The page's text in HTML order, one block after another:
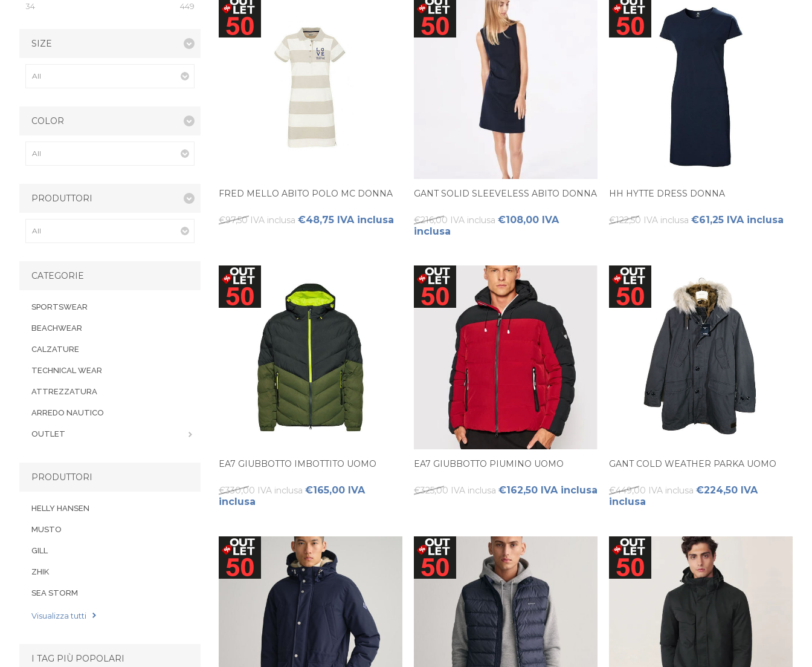
FRED MELLO ABITO POLO MC DONNA
€97,50 IVA inclusa €48,75 IVA inclusa
GANT SOLID SLEEVELESS ABITO DONNA
€216,00 IVA inclusa €108,00 IVA
inclusa
HH HYTTE DRESS DONNA
€122,50 IVA inclusa €61,25 IVA inclusa
EA7 GIUBBOTTO IMBOTTITO UOMO
€330,00 IVA inclusa €165,00 IVA
inclusa
EA7 GIUBBOTTO PIUMINO UOMO
€325,00 IVA inclusa €162,50 IVA inclusa
GANT COLD WEATHER PARKA UOMO
€449,00 IVA inclusa €224,50 IVA
inclusa
34 449
SIZE
COLOR
PRODUTTORI
CATEGORIE
SPORTSWEAR
BEACHWEAR
CALZATURE
TECHNICAL WEAR
ATTREZZATURA
ARREDO NAUTICO
OUTLET
PRODUTTORI
HELLY HANSEN
MUSTO
GILL
ZHIK
SEA STORM
Visualizza tutti
I TAG PIÙ POPOLARI